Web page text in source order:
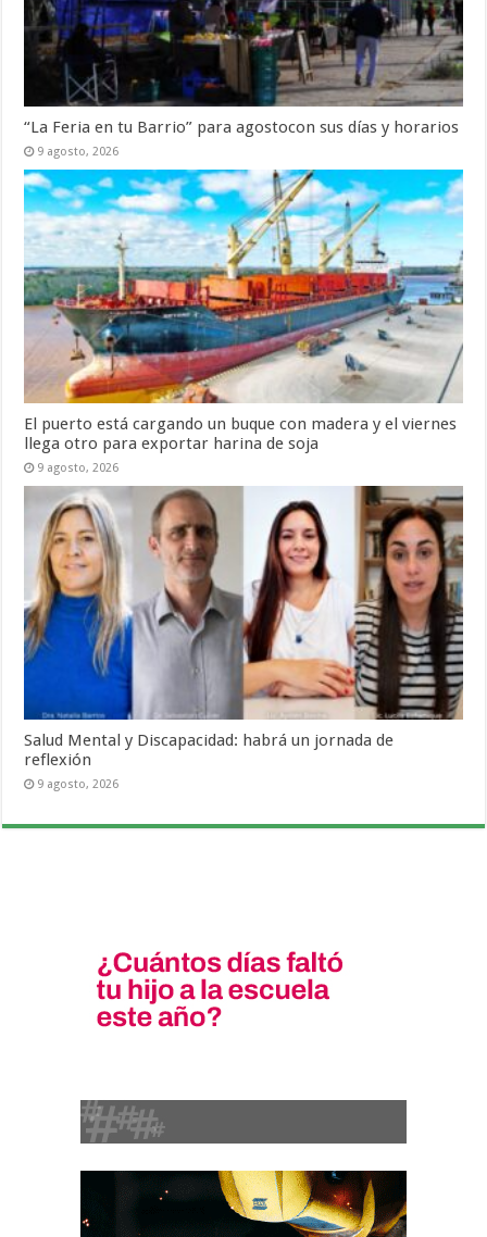
“La Feria en tu Barrio” para agostocon sus días y horarios
9 agosto, 2026
El puerto está cargando un buque con madera y el viernes
llega otro para exportar harina de soja
9 agosto, 2026
Salud Mental y Discapacidad: habrá un jornada de
reflexión
9 agosto, 2026